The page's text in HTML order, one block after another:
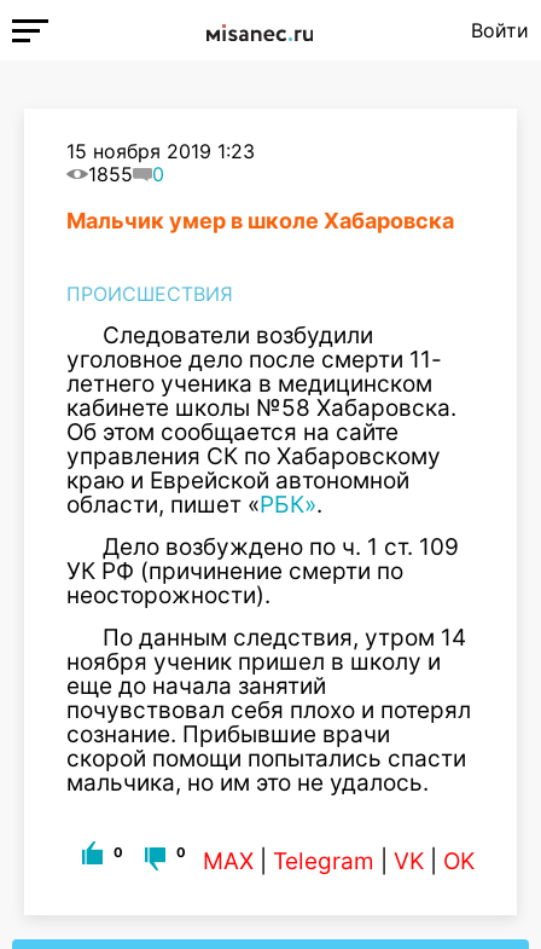
Войти
15 ноября 2019 1:23
1855
0
Мальчик умер в школе Хабаровска
ПРОИСШЕСТВИЯ
Следователи возбудили
уголовное дело после смерти 11-
летнего ученика в медицинском
кабинете школы №58 Хабаровска.
Об этом сообщается на сайте
управления СК по Хабаровскому
краю и Еврейской автономной
области, пишет «РБК».
Дело возбуждено по ч. 1 ст. 109
УК РФ (причинение смерти по
неосторожности).
По данным следствия, утром 14
ноября ученик пришел в школу и
еще до начала занятий
почувствовал себя плохо и потерял
сознание. Прибывшие врачи
скорой помощи попытались спасти
мальчика, но им это не удалось.
0 0 MAX Telegram VK OK